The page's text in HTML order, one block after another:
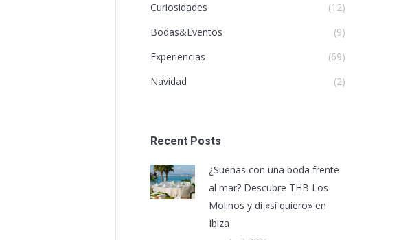
Curiosidades
(12)
Bodas&Eventos
(9)
Experiencias
(69)
Navidad
(2)
Recent Posts
¿Sueñas con una boda frente
al mar? Descubre THB Los
Molinos y di «sí quiero» en
Ibiza